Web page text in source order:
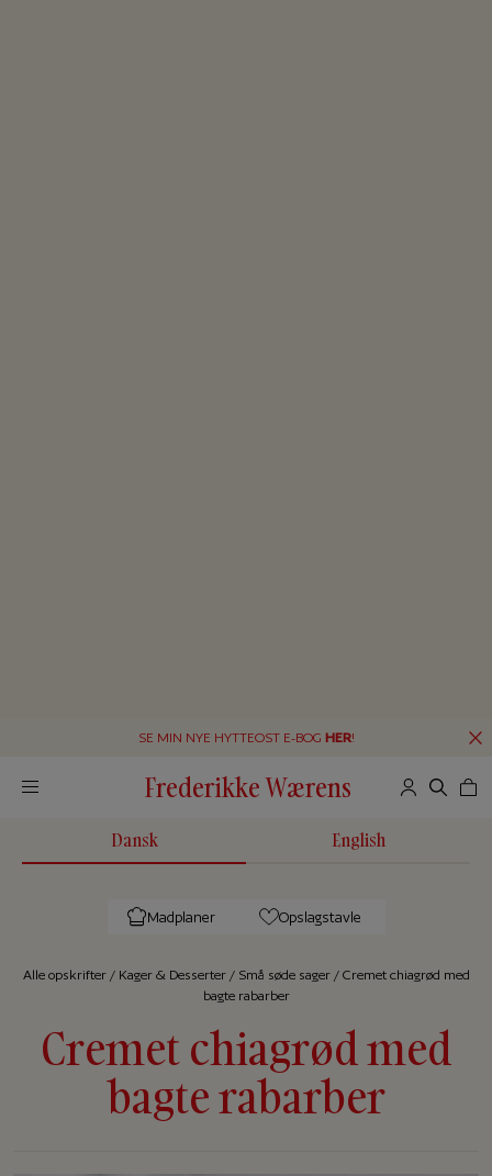
SE MIN NYE HYTTEOST E-BOG HER!
Frederikke Wærens
Dansk English
Madplaner Opslagstavle
Alle op­skrif­ter/ Kager & Desserter/ Små søde sager/ Cremet chiagrød med
bagte rabarber
Cremet chiagrød med
bagte rabarber